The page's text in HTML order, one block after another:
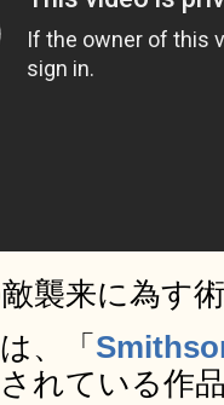
敵襲来に為す
、「
れている作品